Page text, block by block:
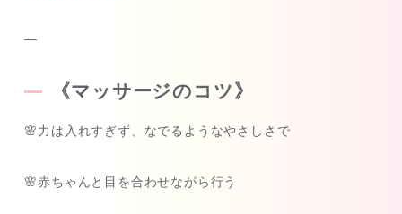
—
《マッサージのコツ》
🌸力は入れすぎず、なでるようなやさしさで
🌸赤ちゃんと目を合わせながら行う